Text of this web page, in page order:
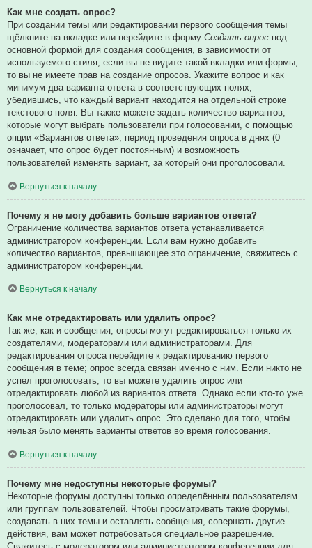
Как мне создать опрос?
При создании темы или редактировании первого сообщения темы
щёлкните на вкладке или перейдите в форму Создать опрос под
основной формой для создания сообщения, в зависимости от
используемого стиля; если вы не видите такой вкладки или формы,
то вы не имеете прав на создание опросов. Укажите вопрос и как
минимум два варианта ответа в соответствующих полях,
убедившись, что каждый вариант находится на отдельной строке
текстового поля. Вы также можете задать количество вариантов,
которые могут выбрать пользователи при голосовании, с помощью
опции «Вариантов ответа», период проведения опроса в днях (0
означает, что опрос будет постоянным) и возможность
пользователей изменять вариант, за который они проголосовали.
Вернуться к началу
Почему я не могу добавить больше вариантов ответа?
Ограничение количества вариантов ответа устанавливается
администратором конференции. Если вам нужно добавить
количество вариантов, превышающее это ограничение, свяжитесь с
администратором конференции.
Вернуться к началу
Как мне отредактировать или удалить опрос?
Так же, как и сообщения, опросы могут редактироваться только их
создателями, модераторами или администраторами. Для
редактирования опроса перейдите к редактированию первого
сообщения в теме; опрос всегда связан именно с ним. Если никто не
успел проголосовать, то вы можете удалить опрос или
отредактировать любой из вариантов ответа. Однако если кто-то уже
проголосовал, то только модераторы или администраторы могут
отредактировать или удалить опрос. Это сделано для того, чтобы
нельзя было менять варианты ответов во время голосования.
Вернуться к началу
Почему мне недоступны некоторые форумы?
Некоторые форумы доступны только определённым пользователям
или группам пользователей. Чтобы просматривать такие форумы,
создавать в них темы и оставлять сообщения, совершать другие
действия, вам может потребоваться специальное разрешение.